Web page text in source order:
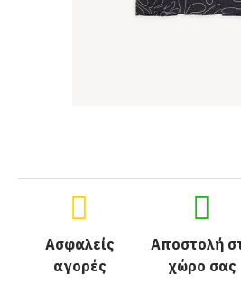
Ασφαλείς
αγορές
Αποστολή
χώρο σας